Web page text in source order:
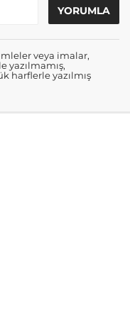
veya imalar,
yazılmamış,
harflerle yazılmış